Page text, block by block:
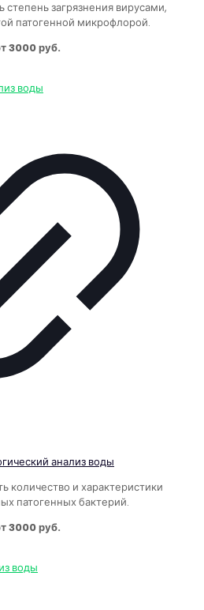
степень загрязнения вирусами,
патогенной микрофлорой.
3000 руб.
анализ воды
количество и характеристики
патогенных бактерий.
3000 руб.